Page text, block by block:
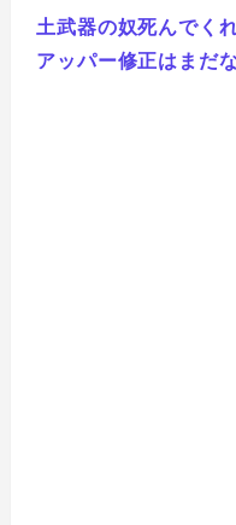
土武器の奴死んでく
アッパー修正はまだ